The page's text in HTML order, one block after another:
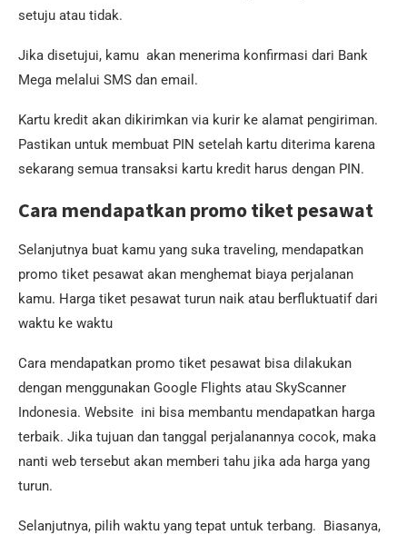
setuju atau tidak.
Jika disetujui, kamu akan menerima konfirmasi dari Bank
Mega melalui SMS dan email.
Kartu kredit akan dikirimkan via kurir ke alamat pengiriman.
Pastikan untuk membuat PIN setelah kartu diterima karena
sekarang semua transaksi kartu kredit harus dengan PIN.
Cara mendapatkan promo tiket pesawat
Selanjutnya buat kamu yang suka traveling, mendapatkan
promo tiket pesawat akan menghemat biaya perjalanan
kamu. Harga tiket pesawat turun naik atau berfluktuatif dari
waktu ke waktu
Cara mendapatkan promo tiket pesawat bisa dilakukan
dengan menggunakan Google Flights atau SkyScanner
Indonesia. Website ini bisa membantu mendapatkan harga
terbaik. Jika tujuan dan tanggal perjalanannya cocok, maka
nanti web tersebut akan memberi tahu jika ada harga yang
turun.
Selanjutnya, pilih waktu yang tepat untuk terbang. Biasanya,